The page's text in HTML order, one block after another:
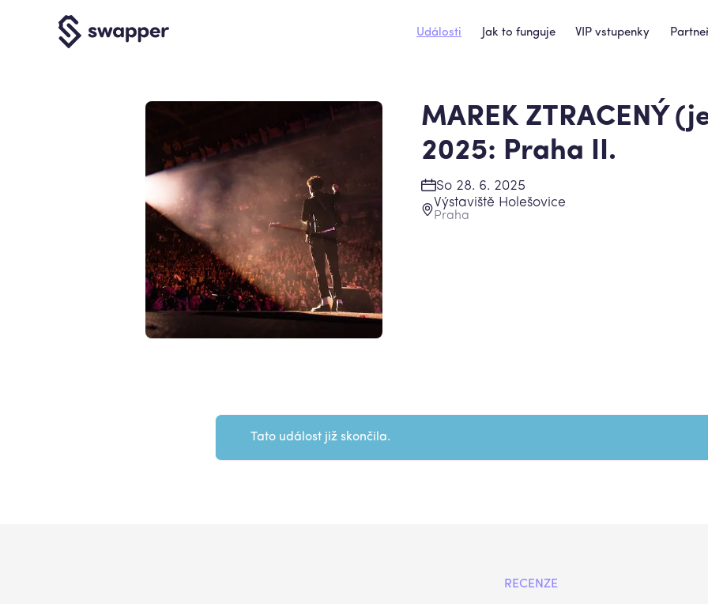
Události Jak to funguje VIP vstupenky
MAREK ZTRACENÝ
2025: Praha II.
So 28. 6. 2025
Výstaviště Holešovice
Praha
Tato událost již skončila.
RECENZE